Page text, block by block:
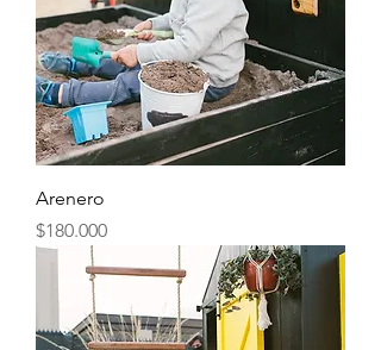
Arenero
Precio
$180.000